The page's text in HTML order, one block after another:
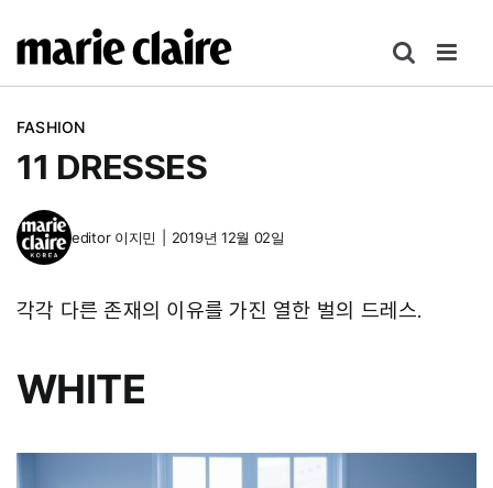
텐
FASHION
11 DRESSES
editor 이지민 2019년 12월 02일
각각 다른 존재의 이유를 가진 열한 벌의 드레스.
WHITE